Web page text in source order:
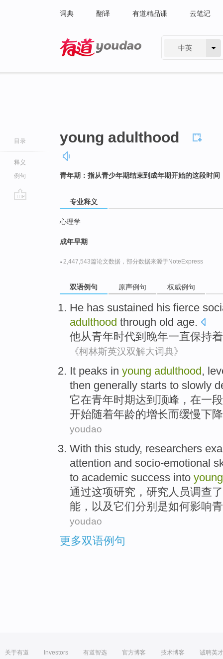
词典 翻译 有道精品课 云笔记
中英
目录
释义
例句
young adulthood
青年期：指从青少年期结束到成年期开始的这段时
专业释义
心理学
成年早期
· 2,447,543篇论文数据，部分数据来源于NoteExpress
双语例句 原声例句 权威例句
He has sustained his fierce
adulthood through old age.
他从青年时代到晚年一直保持着
《柯林斯英汉双解大词典》
It peaks in young adulthood,
then generally starts to slowly
它在青年时期达到 顶峰 ， 在一
开始随着年龄的增长而缓慢下降
youdao
With this study, researchers
attention and socio-emotional
to academic success into
通过这项研究 ， 研究人员调查了
能 ，以及它们分别是如何影响
youdao
更多双语例句
关于有道 Investors 有道智选 官方博客 技术博客 诚聘英才